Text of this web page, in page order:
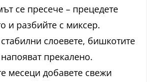
се пресече – прецедете
и разбийте с миксер.
слоевете, бишкотите
прекалено.
месеци добавете свежи